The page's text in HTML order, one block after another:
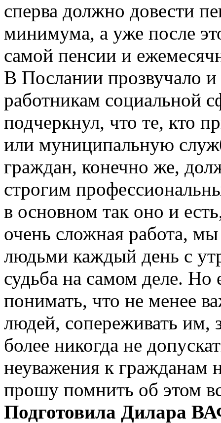
сперва должно довести
минимума, а уже после
самой пенсии и
В Послании прозвучало
работникам социальной
подчеркнул, что те, кто
или муниципальную
граждан, конечно же,
строгим
в основном так оно и
очень сложная работа,
людьми каждый день с
судьба на самом деле.
понимать, что не менее
людей, сопереживать им,
более никогда не
неуважения к гражданам
прошу помнить об этом
Подготовила Дилара